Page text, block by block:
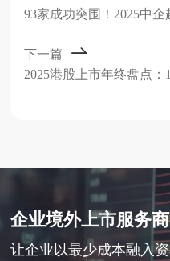
下一篇
企业境外上市服务商
让企业以最少成本融入